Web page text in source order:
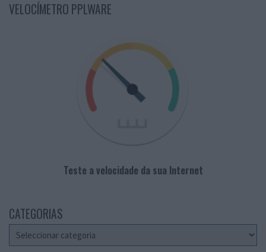
VELOCÍMETRO PPLWARE
Teste a velocidade da sua Internet
CATEGORIAS
Categorias